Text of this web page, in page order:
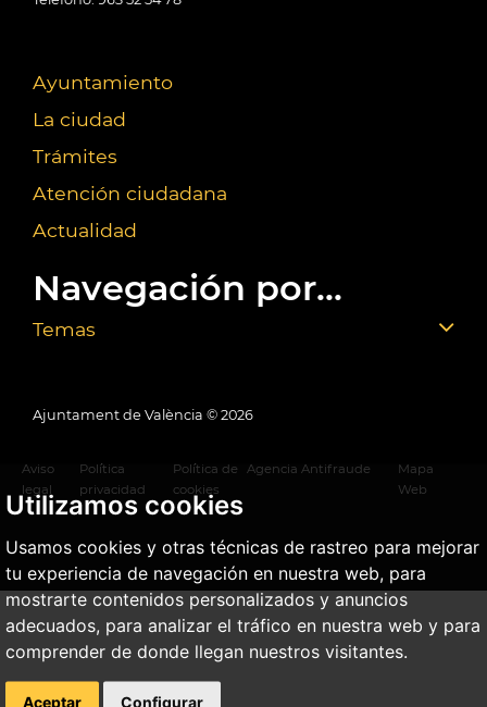
Utilizamos cookies
Usamos cookies y otras técnicas de rastreo para mejorar
tu experiencia de navegación en nuestra web, para
mostrarte contenidos personalizados y anuncios
adecuados, para analizar el tráfico en nuestra web y para
comprender de donde llegan nuestros visitantes.
Aceptar Configurar
Ayuntamiento
La ciudad
Trámites
Atención ciudadana
Actualidad
Navegación por...
Temas
Ajuntament de València © 2026
Aviso
legal
Política
privacidad
Política de
cookies
Agencia Antifraude
Mapa
Web